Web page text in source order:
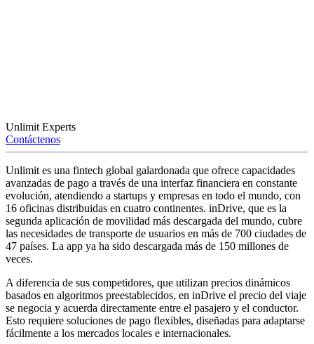
Unlimit Experts
Contáctenos
Unlimit es una fintech global galardonada que ofrece capacidades
avanzadas de pago a través de una interfaz financiera en constante
evolución, atendiendo a startups y empresas en todo el mundo, con
16 oficinas distribuidas en cuatro continentes. inDrive, que es la
segunda aplicación de movilidad más descargada del mundo, cubre
las necesidades de transporte de usuarios en más de 700 ciudades de
47 países. La app ya ha sido descargada más de 150 millones de
veces.
A diferencia de sus competidores, que utilizan precios dinámicos
basados en algoritmos preestablecidos, en inDrive el precio del viaje
se negocia y acuerda directamente entre el pasajero y el conductor.
Esto requiere soluciones de pago flexibles, diseñadas para adaptarse
fácilmente a los mercados locales e internacionales.